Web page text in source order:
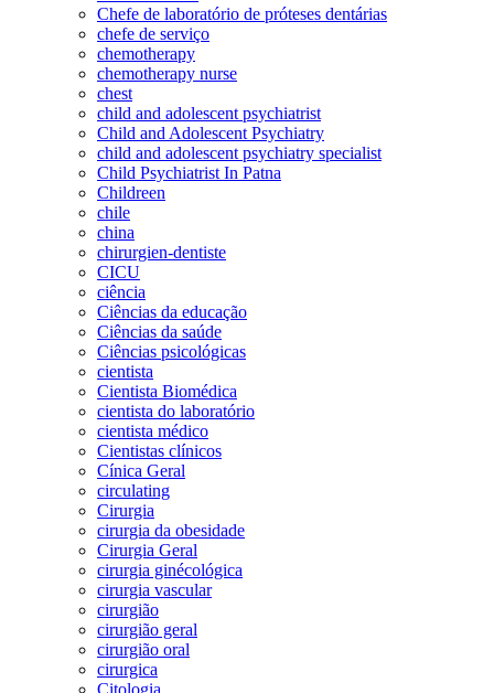
Chefe de laboratório de próteses dentárias
chefe de serviço
chemotherapy
chemotherapy nurse
chest
child and adolescent psychiatrist
Child and Adolescent Psychiatry
child and adolescent psychiatry specialist
Child Psychiatrist In Patna
Childreen
chile
china
chirurgien-dentiste
CICU
ciência
Ciências da educação
Ciências da saúde
Ciências psicológicas
cientista
Cientista Biomédica
cientista do laboratório
cientista médico
Cientistas clínicos
Cínica Geral
circulating
Cirurgia
cirurgia da obesidade
Cirurgia Geral
cirurgia ginécológica
cirurgia vascular
cirurgião
cirurgião geral
cirurgião oral
cirurgica
Citologia